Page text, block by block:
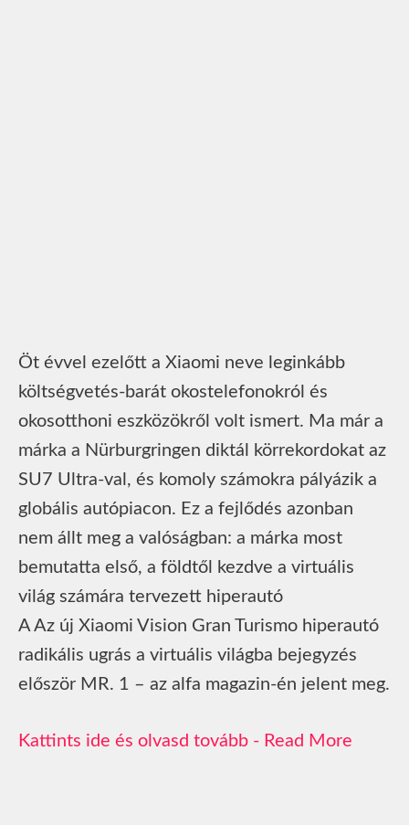
Öt évvel ezelőtt a Xiaomi neve leginkább
költségvetés-barát okostelefonokról és
okosotthoni eszközökről volt ismert. Ma már a
márka a Nürburgringen diktál körrekordokat az
SU7 Ultra-val, és komoly számokra pályázik a
globális autópiacon. Ez a fejlődés azonban
nem állt meg a valóságban: a márka most
bemutatta első, a földtől kezdve a virtuális
világ számára tervezett hiperautó
A Az új Xiaomi Vision Gran Turismo hiperautó
radikális ugrás a virtuális világba bejegyzés
először MR. 1 – az alfa magazin-én jelent meg.
Read More